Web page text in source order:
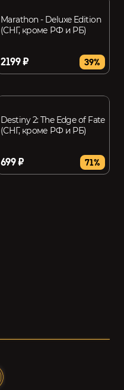
Marathon - Deluxe Edition
(СНГ, кроме РФ и РБ)
2199 ₽ 39%
Destiny 2: The Edge of Fate
(СНГ, кроме РФ и РБ)
699 ₽ 71%